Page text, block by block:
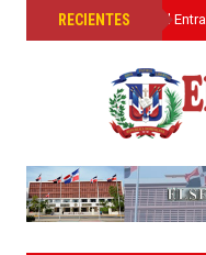
RECIENTES
»El Senado Digital